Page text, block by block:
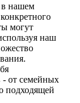
в нашем
могут
наш
- от семейных
подходящей